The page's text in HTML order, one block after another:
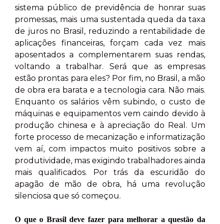
sistema público de previdência de honrar suas
promessas, mais uma sustentada queda da taxa
de juros no Brasil, reduzindo a rentabilidade de
aplicações financeiras, forçam cada vez mais
aposentados a complementarem suas rendas,
voltando a trabalhar. Será que as empresas
estão prontas para eles? Por fim, no Brasil, a mão
de obra era barata e a tecnologia cara. Não mais.
Enquanto os salários vêm subindo, o custo de
máquinas e equipamentos vem caindo devido à
produção chinesa e à apreciação do Real. Um
forte processo de mecanização e informatização
vem aí, com impactos muito positivos sobre a
produtividade, mas exigindo trabalhadores ainda
mais qualificados. Por trás da escuridão do
apagão de mão de obra, há uma revolução
silenciosa que só começou.
O que o Brasil deve fazer para melhorar a questão da